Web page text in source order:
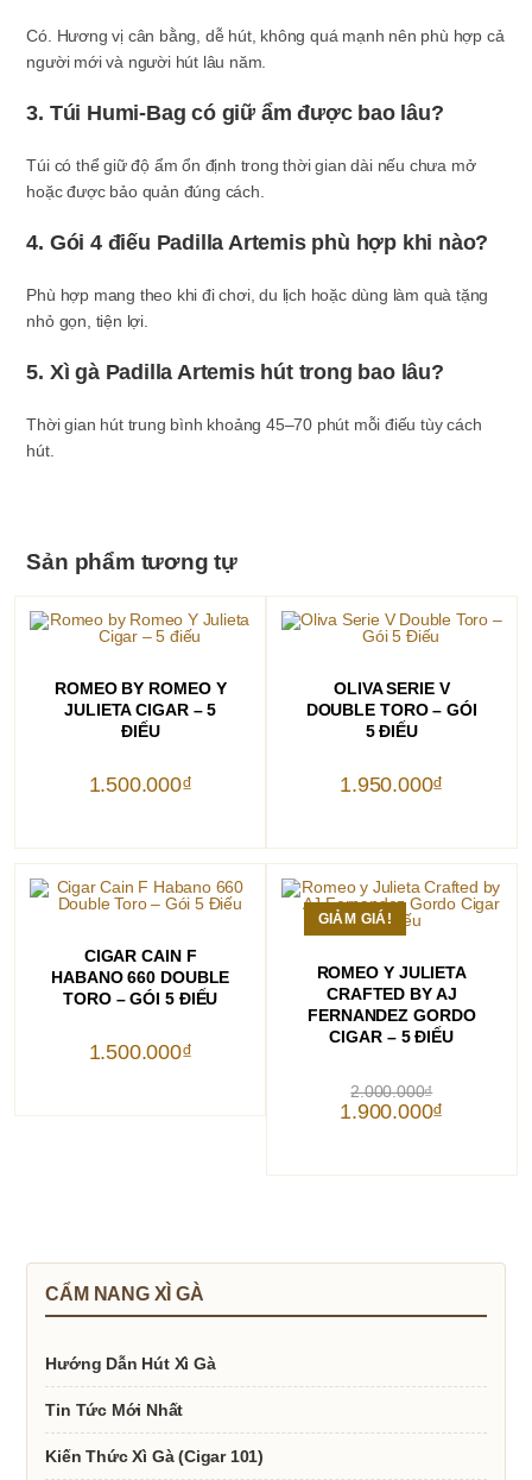
Có. Hương vị cân bằng, dễ hút, không quá mạnh nên phù hợp cả
người mới và người hút lâu năm.
3. Túi Humi-Bag có giữ ẩm được bao lâu?
Túi có thể giữ độ ẩm ổn định trong thời gian dài nếu chưa mở
hoặc được bảo quản đúng cách.
4. Gói 4 điếu Padilla Artemis phù hợp khi nào?
Phù hợp mang theo khi đi chơi, du lịch hoặc dùng làm quà tặng
nhỏ gọn, tiện lợi.
5. Xì gà Padilla Artemis hút trong bao lâu?
Thời gian hút trung bình khoảng 45–70 phút mỗi điếu tùy cách
hút.
Sản phẩm tương tự
ROMEO BY ROMEO Y
JULIETA CIGAR – 5
ĐIẾU
1.500.000₫
OLIVA SERIE V
DOUBLE TORO – GÓI
5 ĐIẾU
1.950.000₫
CIGAR CAIN F
HABANO 660 DOUBLE
TORO – GÓI 5 ĐIẾU
1.500.000₫
GIẢM GIÁ!
ROMEO Y JULIETA
CRAFTED BY AJ
FERNANDEZ GORDO
CIGAR – 5 ĐIẾU
2.000.000₫
gốc
là:
1.900.000₫
1.900.000₫.
CẨM NANG XÌ GÀ
Hướng Dẫn Hút Xì Gà
Tin Tức Mới Nhất
Kiến Thức Xì Gà (Cigar 101)